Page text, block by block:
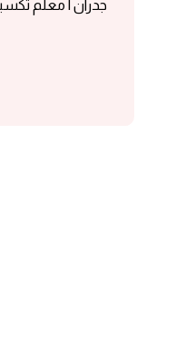
جدران | معلم